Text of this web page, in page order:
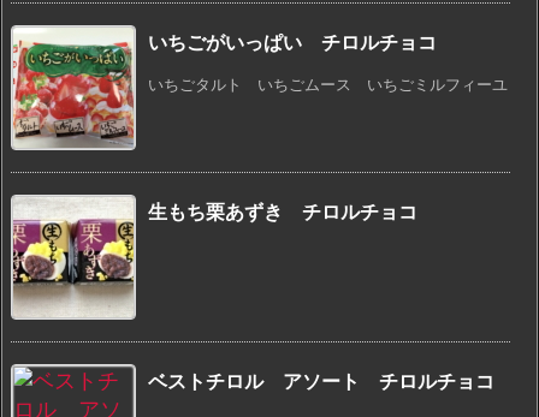
いちごがいっぱい チロルチョコ
いちごタルト いちごムース いちごミルフィーユ
生もち栗あずき チロルチョコ
ベストチロル アソート チロルチョコ